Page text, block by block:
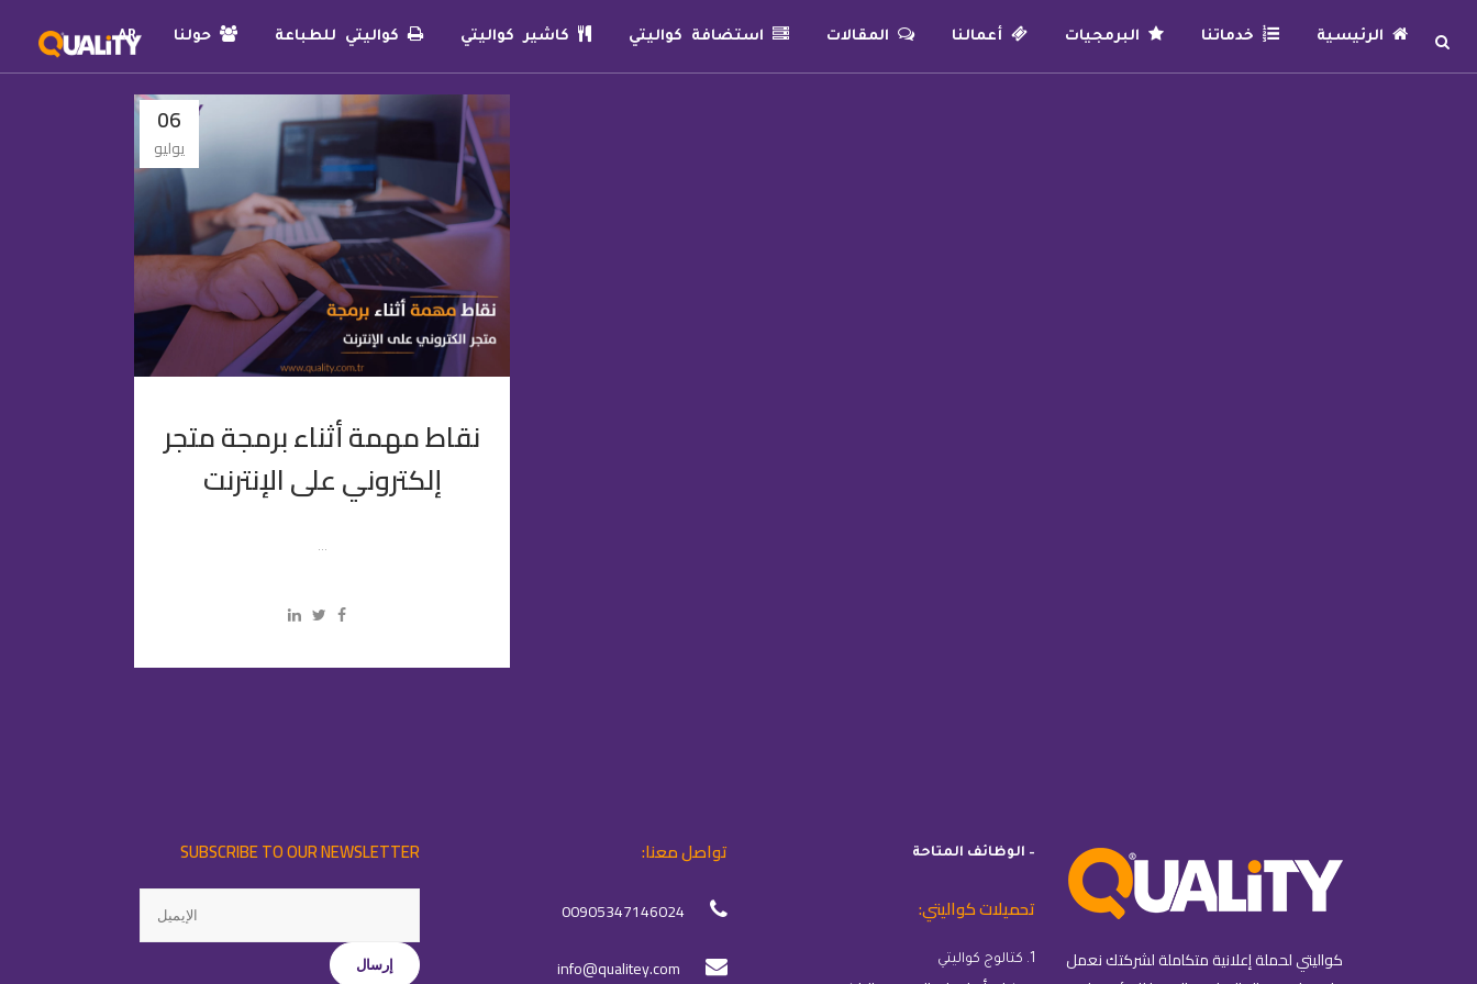
الرئيسية خدماتنا البرمجيات أعمالنا المقالات استضافة كواليتي كاشير كواليتي كواليتي للطباعة حولنا AR
06
يوليو
نقاط مهمة أثناء برمجة متجر
إلكتروني على الإنترنت
...
كواليتي لحملة إعلانية متكاملة لشركتك نعمل
– الوظائف المتاحة
تحميلات كواليتي:
1. كتالوج كواليتي
تواصل معنا:
00905347146024
info@qualitey.com
SUBSCRIBE TO OUR NEWSLETTER